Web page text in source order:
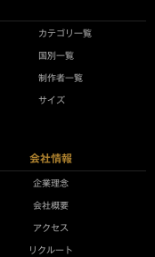
カテゴリ一覧
国別一覧
制作者一覧
サイズ
会社情報
企業理念
会社概要
アクセス
リクルート